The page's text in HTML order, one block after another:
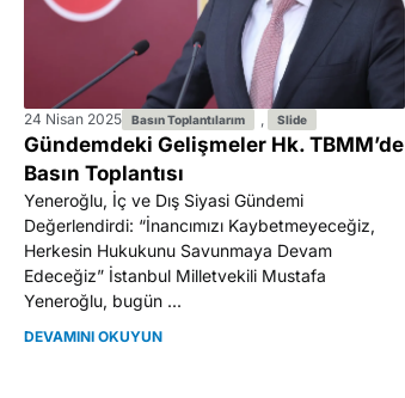
24 Nisan 2025 Basın Toplantılarım Slide
Gündemdeki Gelişmeler Hk. TBMM’de
Basın Toplantısı
Yeneroğlu, İç ve Dış Siyasi Gündemi
Değerlendirdi: “İnancımızı Kaybetmeyeceğiz,
Herkesin Hukukunu Savunmaya Devam
Edeceğiz” İstanbul Milletvekili Mustafa
Yeneroğlu, bugün ...
DEVAMINI OKUYUN